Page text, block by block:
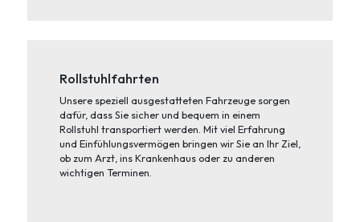
Rollstuhlfahrten
Unsere speziell ausgestatteten Fahrzeuge sorgen
dafür, dass Sie sicher und bequem in einem
Rollstuhl transportiert werden. Mit viel Erfahrung
und Einfühlungsvermögen bringen wir Sie an Ihr Ziel,
ob zum Arzt, ins Krankenhaus oder zu anderen
wichtigen Terminen.